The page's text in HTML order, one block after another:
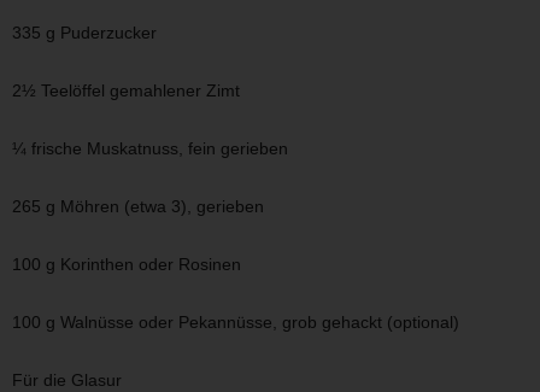
335 g Puderzucker
2½ Teelöffel gemahlener Zimt
¼ frische Muskatnuss, fein gerieben
265 g Möhren (etwa 3), gerieben
100 g Korinthen oder Rosinen
100 g Walnüsse oder Pekannüsse, grob gehackt (optional)
Für die Glasur